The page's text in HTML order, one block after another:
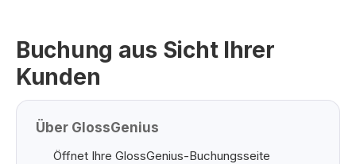
Buchung aus Sicht Ihrer
Kunden
Über GlossGenius
Öffnet Ihre GlossGenius-Buchungsseite